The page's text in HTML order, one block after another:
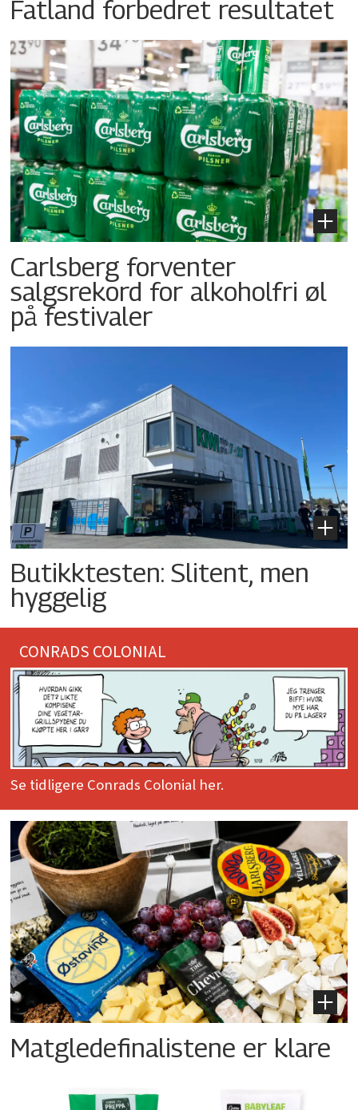
Fatland forbedret resultatet
Carlsberg forventer
salgsrekord for alkoholfri øl
på festivaler
Butikktesten: Slitent, men
hyggelig
CONRADS COLONIAL
Se tidligere Conrads Colonial her.
Matgledefinalistene er klare